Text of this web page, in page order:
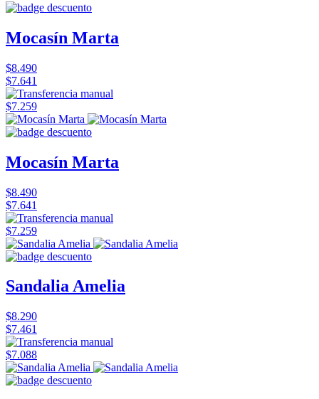
Mocasín Marta
$8.490
$7.641
$7.259
Mocasín Marta
$8.490
$7.641
$7.259
Sandalia Amelia
$8.290
$7.461
$7.088